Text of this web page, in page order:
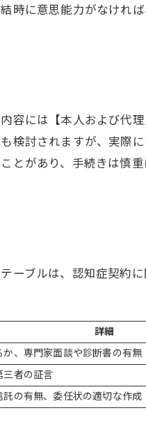
時に意思能力がなけれ
容には【本人および代
検討されますが、実際
があり、手続きは慎重
ーブルは、認知症契約
詳細
、専門家面談や診断書の有無
者の証言
の有無、委任状の適切な作成